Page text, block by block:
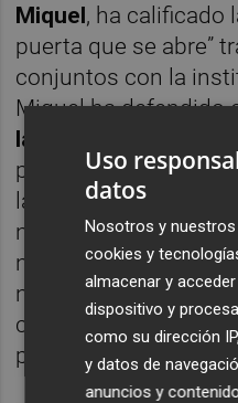
Miquel, ha calificado
puerta que se abre”
conjuntos con la
Miquel ha defendido
la maquinaria en la
procesos y la
la industria cerámica,
nueva herramienta
necesidades
normativa sobre
creciente
proyectos.
Uso
datos
Nosotros y
cookies y
almacenar y
dispositivo y
como su dirección
y datos de
anuncios y